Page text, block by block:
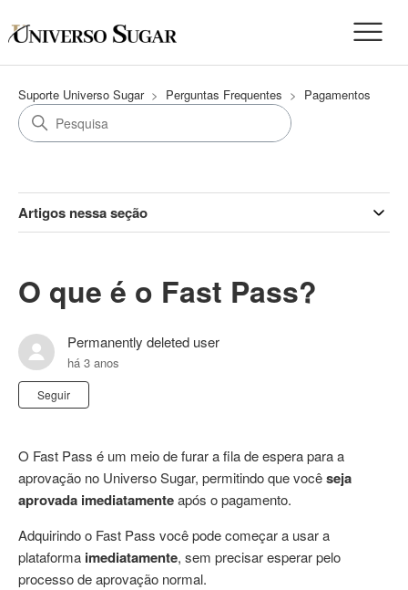
Suporte Universo Sugar Perguntas Frequentes Pagamentos
Artigos nessa seção
O que é o Fast Pass?
Permanently deleted user
há 3 anos
Seguir
O Fast Pass é um meio de furar a fila de espera para a
aprovação no Universo Sugar, permitindo que vocêseja
aprovada imediatamenteapós o pagamento.
Adquirindo o Fast Pass você pode começar a usar a
plataforma imediatamente, sem precisar esperar pelo
processo de aprovação normal.